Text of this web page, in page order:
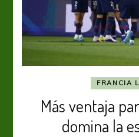
FRANCIA
Más ventaja
domina la